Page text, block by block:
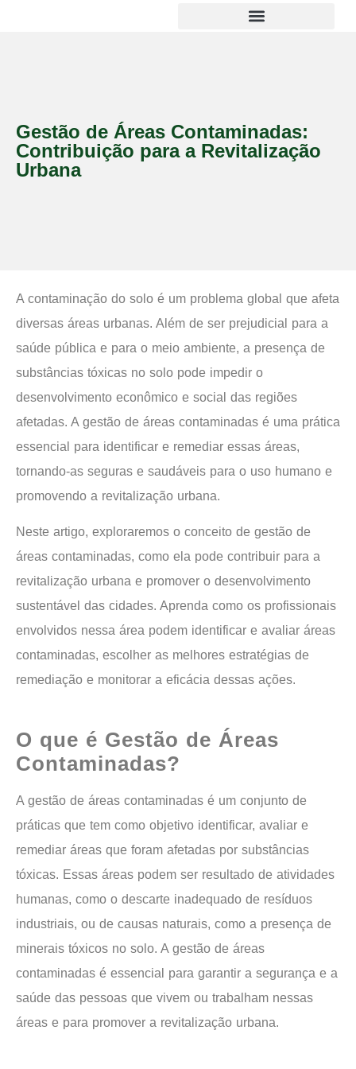
Gestão de Áreas Contaminadas:
Contribuição para a Revitalização
Urbana
A contaminação do solo é um problema global que afeta
diversas áreas urbanas. Além de ser prejudicial para a
saúde pública e para o meio ambiente, a presença de
substâncias tóxicas no solo pode impedir o
desenvolvimento econômico e social das regiões
afetadas. A gestão de áreas contaminadas é uma prática
essencial para identificar e remediar essas áreas,
tornando-as seguras e saudáveis para o uso humano e
promovendo a revitalização urbana.
Neste artigo, exploraremos o conceito de gestão de
áreas contaminadas, como ela pode contribuir para a
revitalização urbana e promover o desenvolvimento
sustentável das cidades. Aprenda como os profissionais
envolvidos nessa área podem identificar e avaliar áreas
contaminadas, escolher as melhores estratégias de
remediação e monitorar a eficácia dessas ações.
O que é Gestão de Áreas
Contaminadas?
A gestão de áreas contaminadas é um conjunto de
práticas que tem como objetivo identificar, avaliar e
remediar áreas que foram afetadas por substâncias
tóxicas. Essas áreas podem ser resultado de atividades
humanas, como o descarte inadequado de resíduos
industriais, ou de causas naturais, como a presença de
minerais tóxicos no solo. A gestão de áreas
contaminadas é essencial para garantir a segurança e a
saúde das pessoas que vivem ou trabalham nessas
áreas e para promover a revitalização urbana.